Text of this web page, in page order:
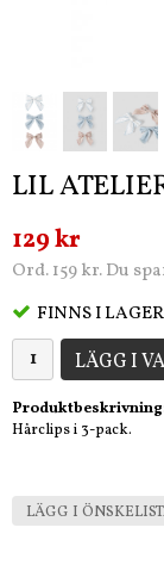
LIL
129 kr
Ord. 159 kr. Du
FINNS I LAGER
LÄGG I
Hårclips i 3-pack.
LÄGG I